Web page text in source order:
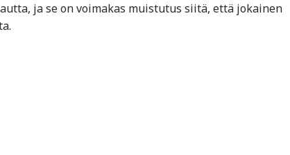
ja se on voimakas muistutus siitä, että jokainen